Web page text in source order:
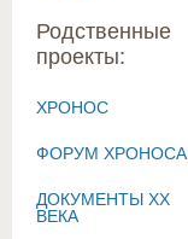
Родственные
проекты:
ХРОНОС
ФОРУМ ХРОНОСА
ДОКУМЕНТЫ XX
ВЕКА